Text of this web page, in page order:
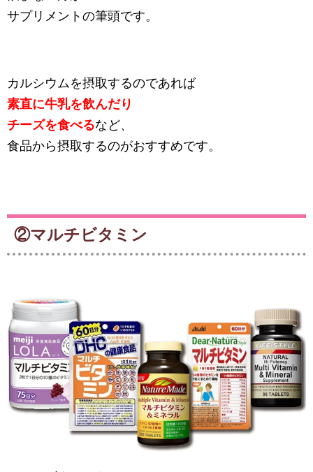
サプリメントの筆頭です。
カルシウムを摂取するのであれば
素直に牛乳を飲んだり
チーズを食べるなど、
食品から摂取するのがおすすめです。
②マルチビタミン